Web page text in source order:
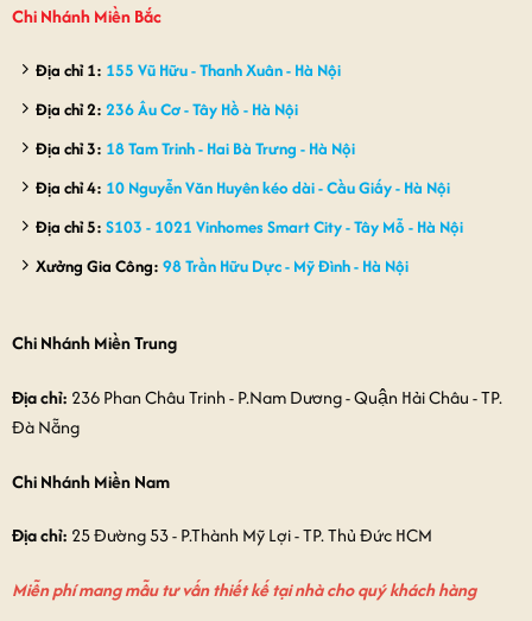
Chi Nhánh Miền Bắc
Địa chỉ 1: 155 Vũ Hữu - Thanh Xuân - Hà Nội
Địa chỉ 2: 236 Âu Cơ - Tây Hồ - Hà Nội
Địa chỉ 3: 18 Tam Trinh - Hai Bà Trưng - Hà Nội
Địa chỉ 4: 10 Nguyễn Văn Huyên kéo dài - Cầu Giấy - Hà Nội
Địa chỉ 5: S103 - 1021 Vinhomes Smart City - Tây Mỗ - Hà Nội
Xưởng Gia Công: 98 Trần Hữu Dực - Mỹ Đình - Hà Nội
Chi Nhánh Miền Trung
Địa chỉ: 236 Phan Châu Trinh - P.Nam Dương - Quận Hải Châu - TP.
Đà Nẵng
Chi Nhánh Miền Nam
Địa chỉ: 25 Đường 53 - P.Thành Mỹ Lợi - TP. Thủ Đức HCM
Miễn phí mang mẫu tư vấn thiết kế tại nhà cho quý khách hàng